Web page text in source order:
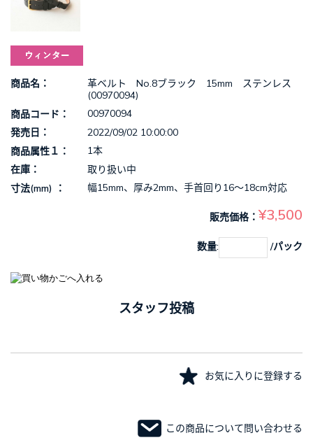
商品名
革ベルト No.8ブラック 15mm ステンレス
(00970094)
商品コード
00970094
発売日
2022/09/02 10:00:00
商品属性１
1本
在庫
取り扱い中
寸法(mm)
幅15mm、厚み2mm、手首回り16～18cm対応
販売価格 ¥3,500
数量: /パック
スタッフ投稿
お気に入りに登録する
この商品について問い合わせる